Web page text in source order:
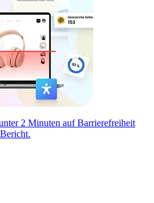
2 Minuten auf Barrierefreiheit